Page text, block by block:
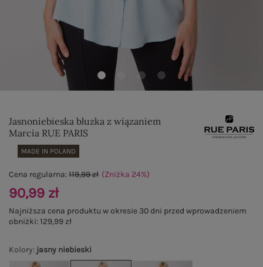
Jasnoniebieska bluzka z wiązaniem
Marcia RUE PARIS
MADE IN POLAND
Kolory: jasny niebieski
Cena regularna:119,99 zł (Zniżka 24%)
90,99 zł
Najniższa cena produktu w okresie 30 dni przed wprowadzeniem
obniżki:129,99 zł